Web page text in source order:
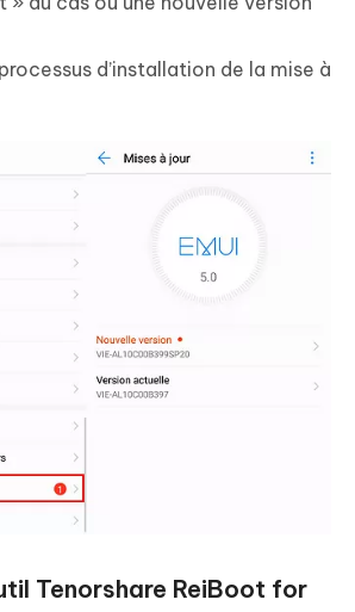
d’installation de la mise à
Tenorshare ReiBoot for